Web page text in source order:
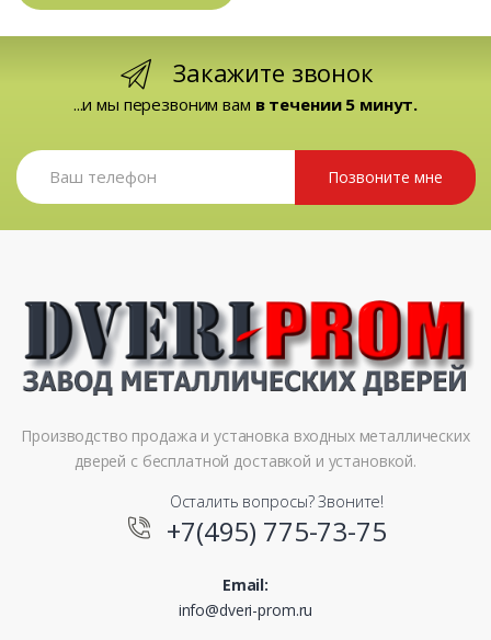
Закажите звонок
...и мы перезвоним вам в течении 5 минут.
Позвоните мне
Производство продажа и установка входных металлических
дверей с бесплатной доставкой и установкой.
Осталить вопросы? Звоните!
+7(495) 775-73-75
Email:
info@dveri-prom.ru